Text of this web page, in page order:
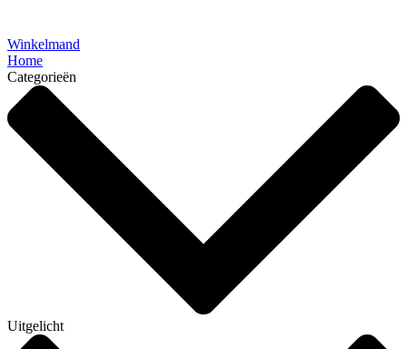
Winkelmand
Home
Categorieën
Uitgelicht